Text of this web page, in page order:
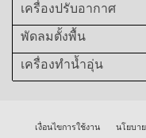
เครื่องปรับอากาศ
พัดลมตั้งพื้น
เครื่องทำน้ำอุ่น
เงื่อนไขการใช้งาน นโยบา